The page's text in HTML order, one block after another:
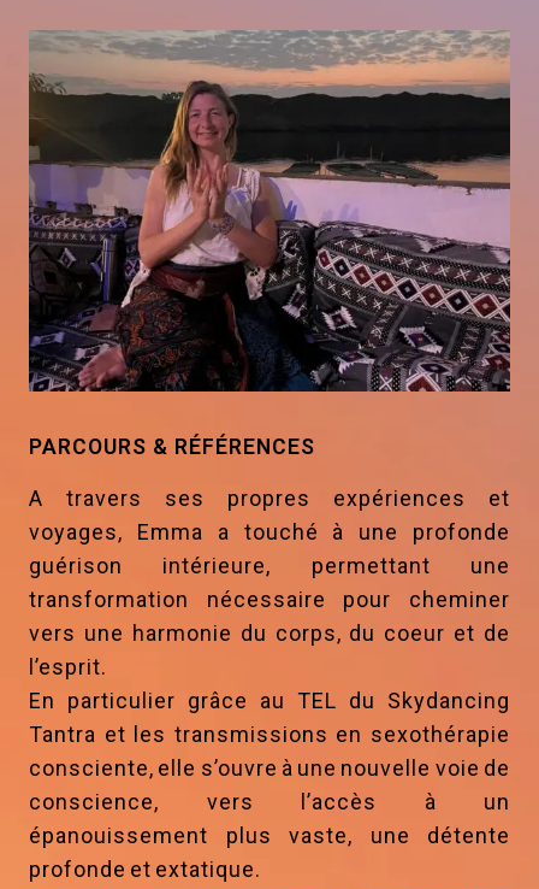
PARCOURS & RÉFÉRENCES
A travers ses propres expériences et
voyages, Emma a touché à une profonde
guérison intérieure, permettant une
transformation nécessaire pour cheminer
vers une harmonie du corps, du coeur et de
l’esprit.
En particulier grâce au TEL du Skydancing
Tantra et les transmissions en sexothérapie
consciente, elle s’ouvre à une nouvelle voie de
conscience, vers l’accès à un
épanouissement plus vaste, une détente
profonde et extatique.